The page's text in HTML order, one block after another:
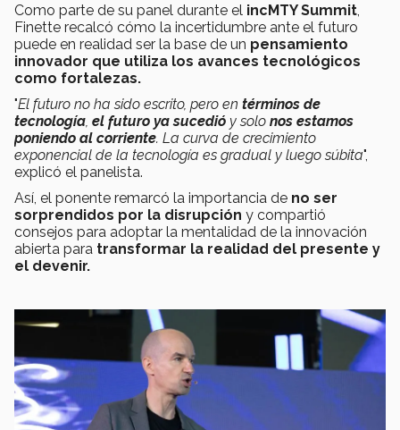
Como parte de su panel durante el incMTY Summit
Finette recalcó cómo la incertidumbre ante el futuro
puede en realidad ser la base de un pensamiento
innovador que utiliza los avances tecnológicos
como fortalezas.
"El futuro no ha sido escrito, pero en términos de
tecnología el futuro ya sucedió y solo nos estamos
poniendo al corriente. La curva de crecimiento
exponencial de la tecnología es gradual y luego súbita",
explicó el panelista.
Así, el ponente remarcó la importancia de no ser
sorprendidos por la disrupción y compartió
consejos para adoptar la mentalidad de la innovación
abierta para transformar la realidad del presente y
el devenir.